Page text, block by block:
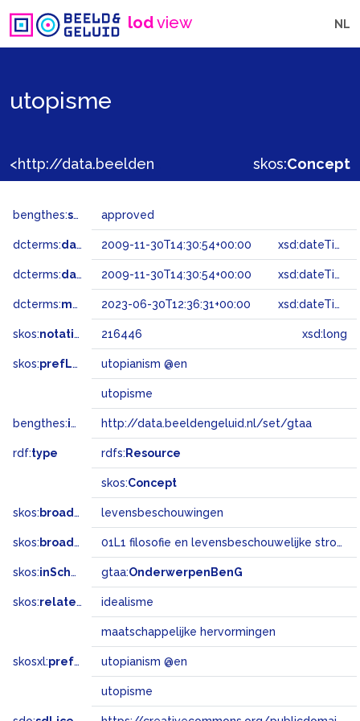
lodview NL
utopisme
skos:Concept
bengthes:status approved
dcterms:dateAccepted 2009-11-30T14:30:54+00:00 xsd:dateTime
dcterms:dateSubmitted 2009-11-30T14:30:54+00:00 xsd:dateTime
dcterms:modified 2023-06-30T12:36:31+00:00 xsd:dateTime
skos:notation 216446 xsd:long
skos:prefLabel utopianism @en
utopisme
bengthes:inSet http://data.beeldengeluid.nl/set/gtaa
rdf:type rdfs: Resource
skos:Concept
skos: broader levensbeschouwingen
skos: broadMatch 01L1 filosofie en levensbeschouwelijke stromingen
skos:inScheme gtaa:OnderwerpenBenG
skos:related idealisme
maatschappelijke hervormingen
skosxl:prefLabel utopianism @en
utopisme